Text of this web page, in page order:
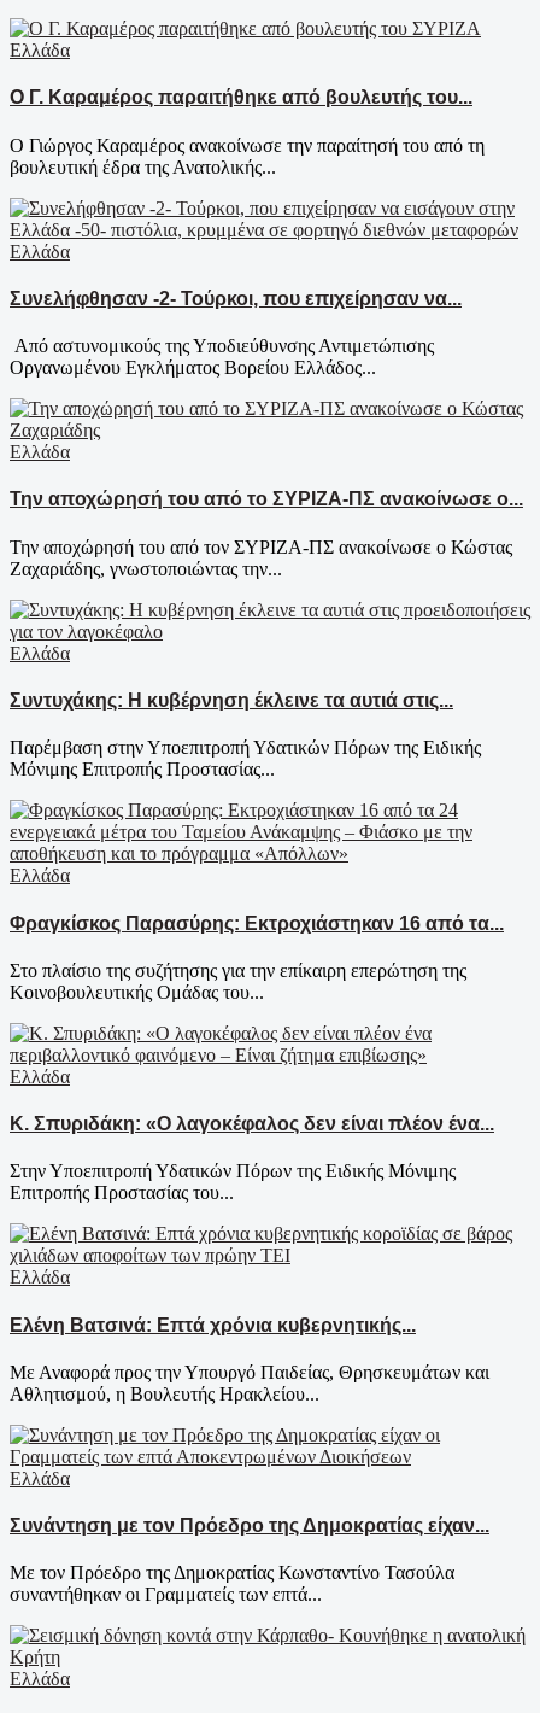
Ελλάδα
Ο Γ. Καραμέρος παραιτήθηκε από βουλευτής του...
Ο Γιώργος Καραμέρος ανακοίνωσε την παραίτησή του από τη
βουλευτική έδρα της Ανατολικής...
Ελλάδα
Συνελήφθησαν -2- Τούρκοι, που επιχείρησαν να...
Από αστυνομικούς της Υποδιεύθυνσης Αντιμετώπισης
Οργανωμένου Εγκλήματος Βορείου Ελλάδος...
Ελλάδα
Την αποχώρησή του από το ΣΥΡΙΖΑ-ΠΣ ανακοίνωσε ο...
Την αποχώρησή του από τον ΣΥΡΙΖΑ-ΠΣ ανακοίνωσε ο Κώστας
Ζαχαριάδης, γνωστοποιώντας την...
Ελλάδα
Συντυχάκης: Η κυβέρνηση έκλεινε τα αυτιά στις...
Παρέμβαση στην Υποεπιτροπή Υδατικών Πόρων της Ειδικής
Μόνιμης Επιτροπής Προστασίας...
Ελλάδα
Φραγκίσκος Παρασύρης: Εκτροχιάστηκαν 16 από τα...
Στο πλαίσιο της συζήτησης για την επίκαιρη επερώτηση της
Κοινοβουλευτικής Ομάδας του...
Ελλάδα
Κ. Σπυριδάκη: «Ο λαγοκέφαλος δεν είναι πλέον ένα...
Στην Υποεπιτροπή Υδατικών Πόρων της Ειδικής Μόνιμης
Επιτροπής Προστασίας του...
Ελλάδα
Ελένη Βατσινά: Επτά χρόνια κυβερνητικής...
Με Αναφορά προς την Υπουργό Παιδείας, Θρησκευμάτων και
Αθλητισμού, η Βουλευτής Ηρακλείου...
Ελλάδα
Συνάντηση με τον Πρόεδρο της Δημοκρατίας είχαν...
Με τον Πρόεδρο της Δημοκρατίας Κωνσταντίνο Τασούλα
συναντήθηκαν οι Γραμματείς των επτά...
Ελλάδα